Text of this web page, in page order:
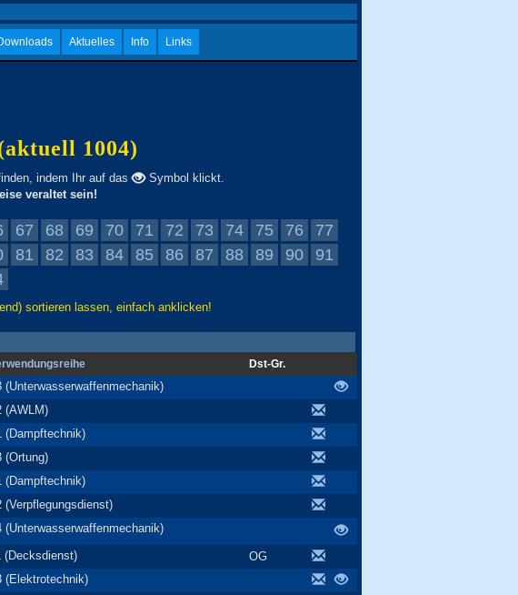
Aktuelles Info Links
1004)
indem Ihr auf das
Symbol klickt.
veraltet sein!
67 68 69 70 71 72 73 74 75 76
77
81 82 83 84 85 86 87 88 89 90
91
sortieren lassen, einfach anklicken!
Dst-Gr.
(Unterwasserwaffenmechanik)
(AWLM)
(Dampftechnik)
(Ortung)
(Dampftechnik)
(Verpflegungsdienst)
(Unterwasserwaffenmechanik)
(Decksdienst)
OG
(Elektrotechnik)